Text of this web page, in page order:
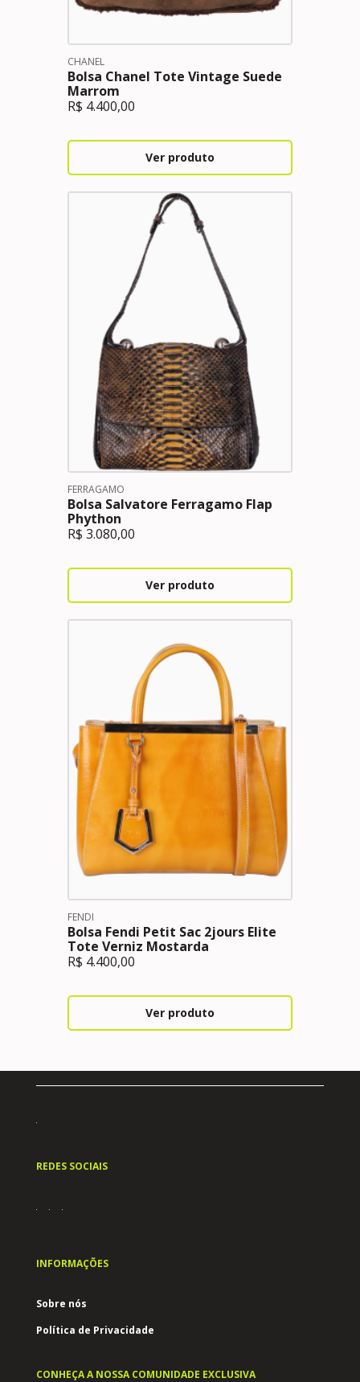
CHANEL
Bolsa Chanel Tote Vintage Suede
Marrom
R$ 4.400,00
Ver produto
FERRAGAMO
Bolsa Salvatore Ferragamo Flap
Phython
R$ 3.080,00
Ver produto
FENDI
Bolsa Fendi Petit Sac 2jours Elite
Tote Verniz Mostarda
R$ 4.400,00
Ver produto
REDES SOCIAIS
INFORMAÇÕES
Sobre nós
Política de Privacidade
CONHEÇA A NOSSA COMUNIDADE EXCLUSIVA